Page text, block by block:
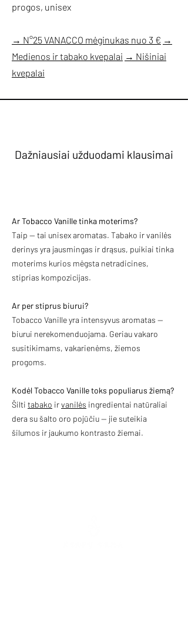
progos, unisex
→ N°25 VANACCO mėginukas nuo 3 € →
Medienos ir tabako kvepalai → Nišiniai
kvepalai
Dažniausiai užduodami klausimai
Ar Tobacco Vanille tinka moterims?
Taip — tai unisex aromatas. Tabako ir vanilės
derinys yra jausmingas ir drąsus, puikiai tinka
moterims kurios mėgsta netradicines,
stiprias kompozicijas.
Ar per stiprus biurui?
Tobacco Vanille yra intensyvus aromatas —
biurui nerekomenduojama. Geriau vakaro
susitikimams, vakarienėms, žiemos
progoms.
Kodėl Tobacco Vanille toks populiarus žiemą?
Šilti tabako irvanilės ingredientai natūraliai
dera su šalto oro pojūčiu — jie suteikia
šilumos ir jaukumo kontrasto žiemai.